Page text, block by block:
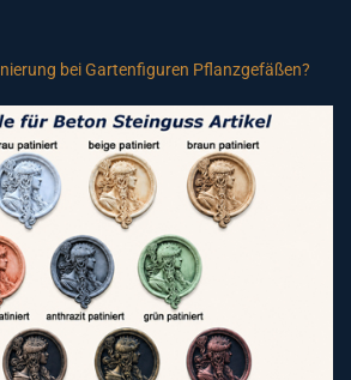
bei Gartenfiguren Pflanzgefäßen?